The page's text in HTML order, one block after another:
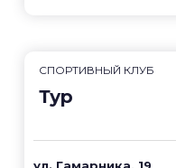
СПОРТИВНЫЙ КЛУБ
Тур
ул. Гамарника, 19